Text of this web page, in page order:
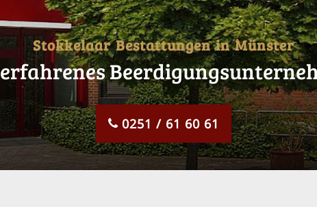
Stokkelaar Bestattungen in Münster
erfahrenesBeerdigungsunterne
0251 / 61 60 61